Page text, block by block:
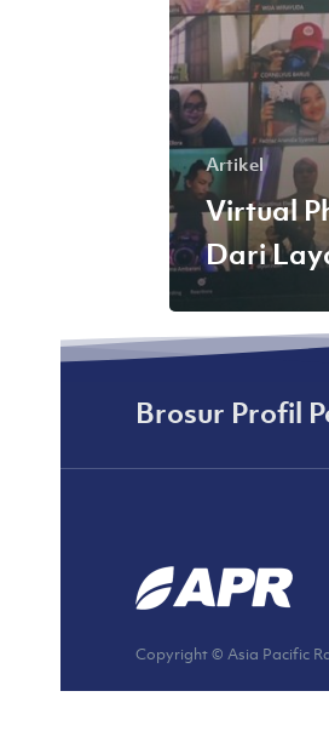
Artikel
Virtual
Dari
Brosur Profil
Copyright © Asia Pacific